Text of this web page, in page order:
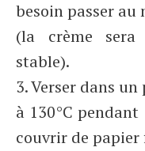
besoin passer au
(la crème
stable).
3. Verser dans
à 130°C
couvrir de